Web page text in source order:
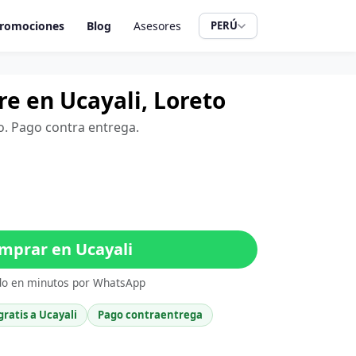
Blog Asesores PERÚ
en Ucayali, Loreto
Pago contra entrega.
en Ucayali
en minutos por WhatsApp
a Ucayali Pago contraentrega